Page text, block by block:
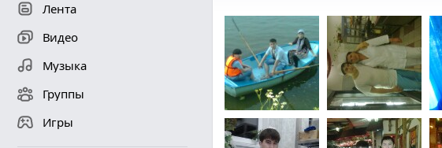
Лента
Видео
Музыка
Группы
Игры